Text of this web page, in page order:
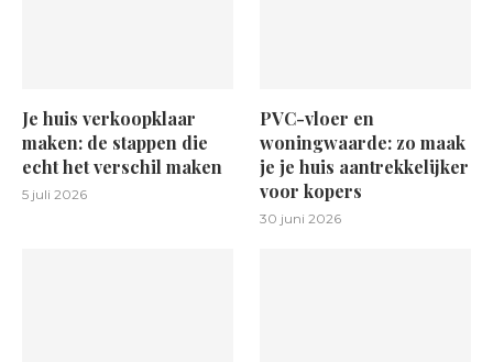
Je huis verkoopklaar
maken: de stappen die
echt het verschil maken
5 juli 2026
PVC-vloer en
woningwaarde: zo maak
je je huis aantrekkelijker
voor kopers
30 juni 2026